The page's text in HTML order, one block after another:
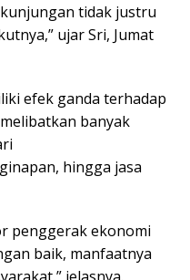
tidak justru
ujar Sri, Jumat
efek ganda terhadap
banyak
hingga jasa
penggerak ekonomi
baik, manfaatnya